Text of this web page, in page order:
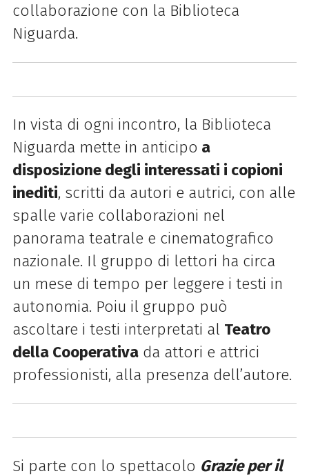
collaborazione con la Biblioteca
Niguarda.
In vista di ogni incontro, la Biblioteca
Niguarda mette in anticipo a
disposizione degli interessati i copioni
inediti, scritti da autori e autrici, con alle
spalle varie collaborazioni nel
panorama teatrale e cinematografico
nazionale. Il gruppo di lettori ha circa
un mese di tempo per leggere i testi in
autonomia. Poiu il gruppo può
ascoltare i testi interpretati al Teatro
della Cooperativada attori e attrici
professionisti, alla presenza dell’autore.
Si parte con lo spettacolo Grazie per il